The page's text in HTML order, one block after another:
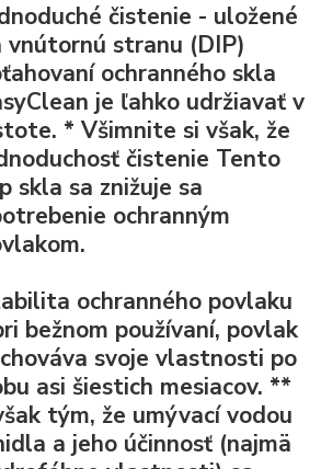
čistenie - uložené
vnútornú stranu (DIP)
ochranného skla
je ľahko udržiavať v
*Všimnite si však, že
čistenie Tento
skla sa znižuje sa
ochranným
ochranného povlaku
bežnom používaní, povlak
svoje vlastnosti po
asi šiestich mesiacov. **
tým, že umývací vodou
a jeho účinnosť (najmä